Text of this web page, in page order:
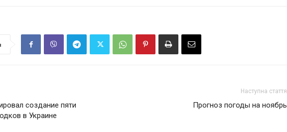
создание пяти
в Украине
Наступна стаття
Прогноз погоды на ноябрь